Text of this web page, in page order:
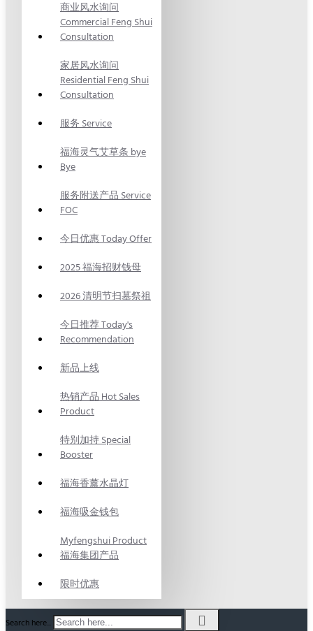
商业风水询问
Commercial Feng Shui
Consultation
家居风水询问
Residential Feng Shui
Consultation
服务 Service
福海灵气艾草条 bye
Bye
服务附送产品 Service
FOC
今日优惠 Today Offer
2025 福海招财钱母
2026 清明节扫墓祭祖
今日推荐 Today's
Recommendation
新品上线
热销产品 Hot Sales
Product
特别加持 Special
Booster
福海香薰水晶灯
福海吸金钱包
Myfengshui Product
福海集团产品
限时优惠
Search here...